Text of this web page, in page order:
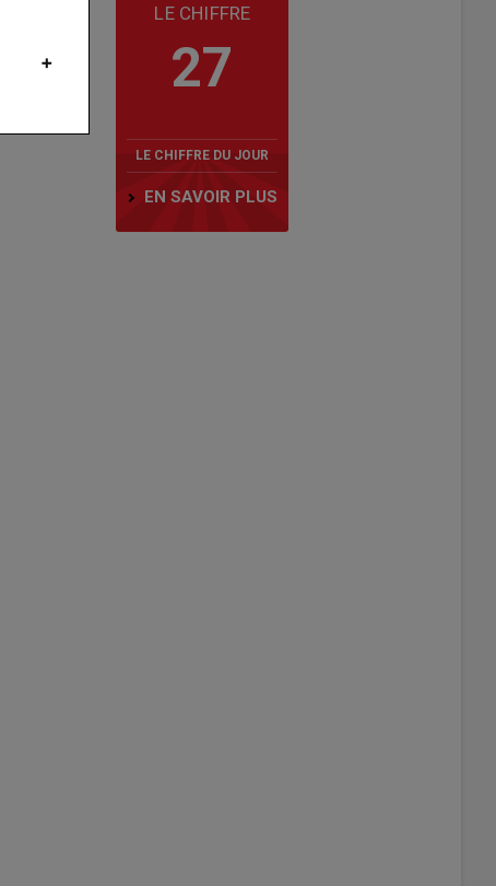
LE CHIFFRE
27
LE CHIFFRE DU JOUR
EN SAVOIR PLUS